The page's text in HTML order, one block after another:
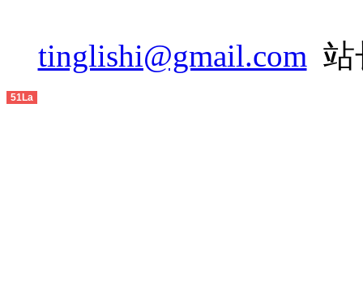
2014-10
2014-11
tinglishi@gmail.com 站
51La